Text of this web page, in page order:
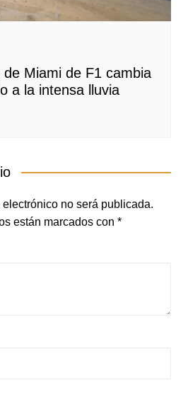
Miami de F1 cambia
a la intensa lluvia
no será publicada.
están marcados con *